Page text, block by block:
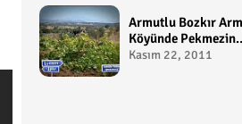
Armutlu Bozkır
Köyünde Pekmezin
Hikayesi:Gezen Bilir
Kasım 22, 2011